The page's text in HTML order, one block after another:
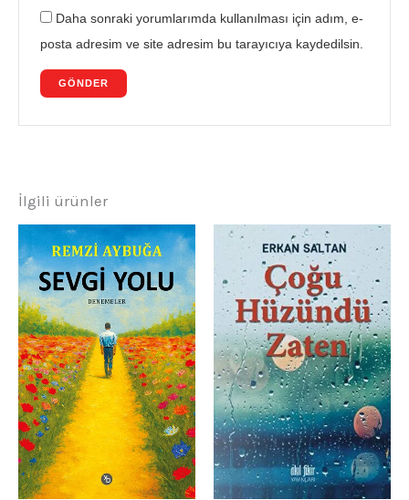
Daha sonraki yorumlarımda kullanılması için adım, e-
posta adresim ve site adresim bu tarayıcıya kaydedilsin.
İlgili ürünler